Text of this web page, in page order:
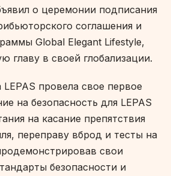
о церемонии подписания
соглашения и
Global Elegant Lifestyle,
главу в своей глобализации.
провела свое первое
на безопасность для LEPAS
на касание препятствия
переправу вброд и тесты на
свои
безопасности и